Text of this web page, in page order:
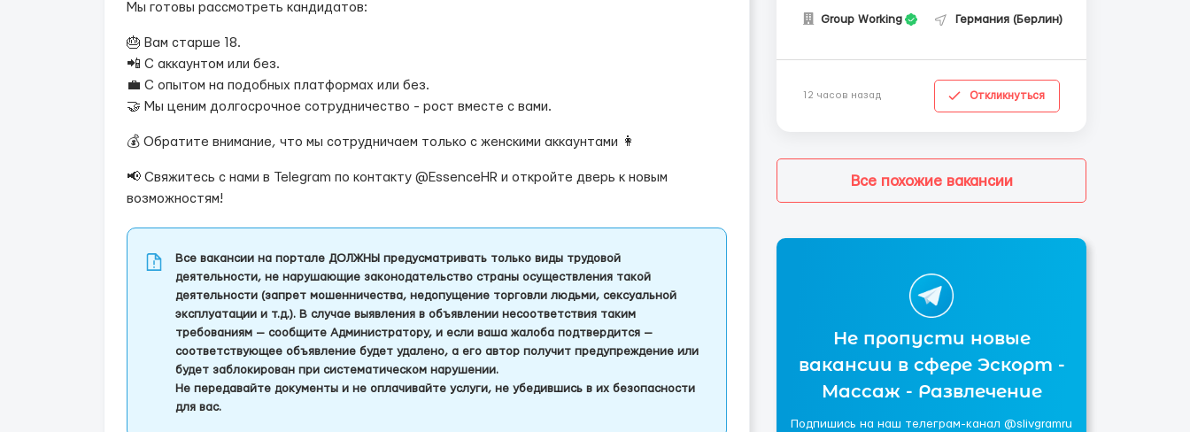
Мы готовы рассмотреть кандидатов:
🎂 Вам старше 18.
📲 С аккаунтом или без.
💼 С опытом на подобных платформах или без.
🤝 Мы ценим долгосрочное сотрудничество - рост вместе с вами.
💰 Обратите внимание, что мы сотрудничаем только с женскими аккаунтами 👩
📢 Свяжитесь с нами в Telegram по контакту @EssenceHR и откройте дверь к новым
возможностям!
Все вакансии на портале ДОЛЖНЫ предусматривать только виды трудовой
деятельности, не нарушающие законодательство страны осуществления такой
деятельности (запрет мошенничества, недопущение торговли людьми, сексуальной
эксплуатации и т.д.). В случае выявления в объявлении несоответствия таким
требованиям — сообщите Администратору, и если ваша жалоба подтвердится —
соответствующее объявление будет удалено, а его автор получит предупреждение или
будет заблокирован при систематическом нарушении.
Не передавайте документы и не оплачивайте услуги, не убедившись в их безопасности
для вас.
Group Working Германия (Берлин)
12 часов назад Откликнуться
Все похожие вакансии
Не пропусти новые
вакансии в сфере Эскорт -
Массаж - Развлечение
Подпишись на наш телеграм-канал @slivgramru